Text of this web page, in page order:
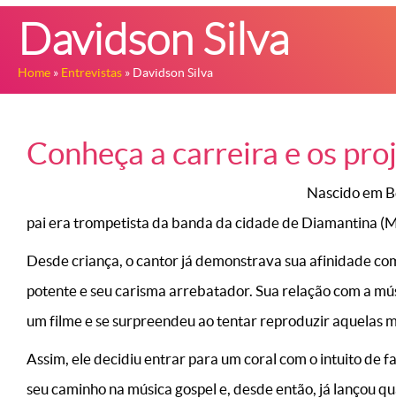
Davidson Silva
Home » Entrevistas » Davidson Silva
Conheça a carreira e os
Nascido em
pai era trompetista da banda da cidade de Diamantina
Desde criança, o cantor já demonstrava sua afinidade
potente e seu carisma arrebatador. Sua relação com a
um filme e se surpreendeu ao tentar reproduzir aquelas
Assim, ele decidiu entrar para um coral com o intuito de
seu caminho na música gospel e, desde então, já lançou